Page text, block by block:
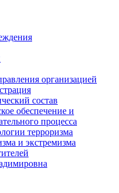
организацией
состав
обеспечение и
процесса
терроризма
и экстремизма